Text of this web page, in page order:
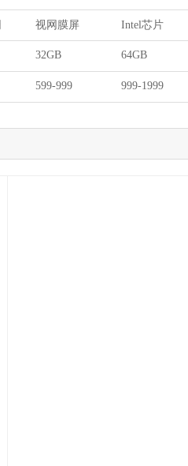
视网膜屏 Intel芯片
32GB 64GB
599-999 999-1999